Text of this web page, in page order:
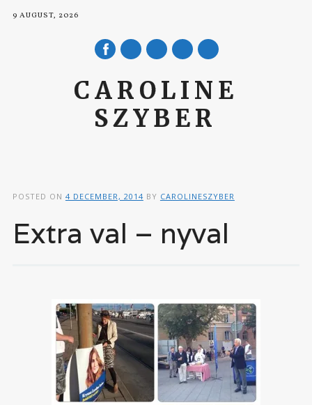
9 AUGUST, 2026
mail
CAROLINE
SZYBER
POSTED ON 4 DECEMBER, 2014 BY CAROLINESZYBER
Extra val – nyval